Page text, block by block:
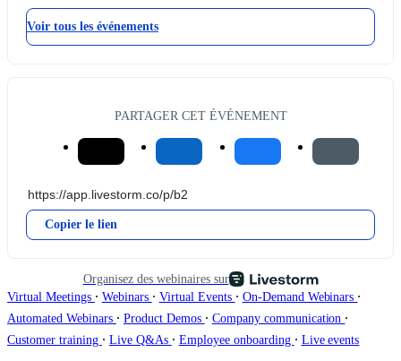
Voir tous les événements
PARTAGER CET ÉVÉNEMENT
Copier le lien
Organisez des webinaires sur
Virtual Meetings ∙ Webinars ∙ Virtual Events ∙ On-Demand Webinars ∙
Automated Webinars ∙ Product Demos ∙ Company communication ∙
Customer training ∙ Live Q&As ∙ Employee onboarding ∙ Live events